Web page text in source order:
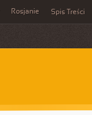
Rosjanie Spis Treści